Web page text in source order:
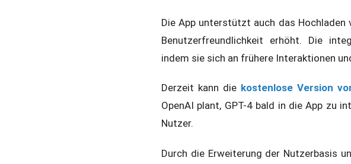
Die App unterstützt auch das
Benutzerfreundlichkeit erhöht. Die
indem sie sich an frühere Interaktionen
Derzeit kann die kostenlose Version
OpenAI plant, GPT-4 bald in die App zu
Nutzer.
Durch die Erweiterung der Nutzerbasis